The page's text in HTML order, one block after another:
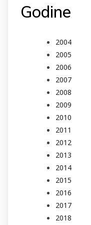
Godine
2004
2005
2006
2007
2008
2009
2010
2011
2012
2013
2014
2015
2016
2017
2018